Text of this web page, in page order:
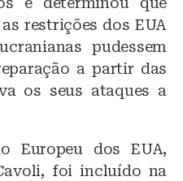
restrições dos EUA
pudessem
a partir das
os seus ataques a
Europeu dos EUA,
foi incluído na